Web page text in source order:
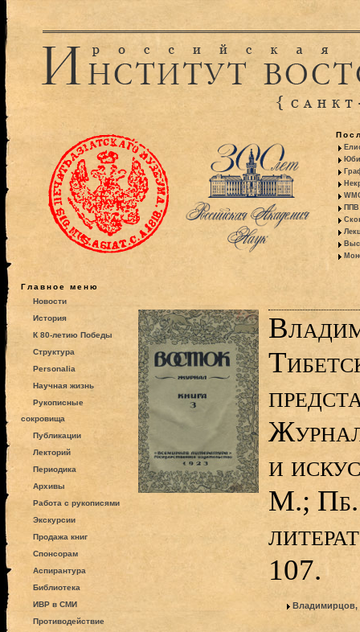
ППВ
Главное меню
Новости
История
К 80-летию Победы
Структура
Personalia
Научная жизнь
Рукописные
сокровища
Публикации
Лекторий
Периодика
Архивы
Работа с рукописями
Экскурсии
Продажа книг
Спонсорам
Аспирантура
Библиотека
ИВР в СМИ
Противодействие
и
М.;
107.
Владимирцов,